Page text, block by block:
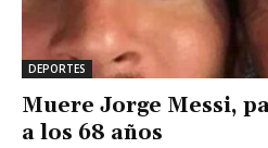
DEPORTES
Muere Jorge Messi,
a los 68 años